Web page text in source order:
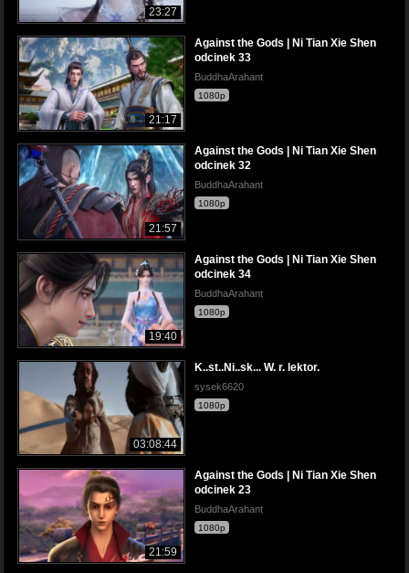
23:27
21:17
Against the Gods | Ni Tian Xie Shen
odcinek 33
BuddhaArahant
1080p
21:57
Against the Gods | Ni Tian Xie Shen
odcinek 32
BuddhaArahant
1080p
19:40
Against the Gods | Ni Tian Xie Shen
odcinek 34
BuddhaArahant
1080p
03:08:44
K..st..Ni..sk... W. r. lektor.
sysek6620
1080p
21:59
Against the Gods | Ni Tian Xie Shen
odcinek 23
BuddhaArahant
1080p